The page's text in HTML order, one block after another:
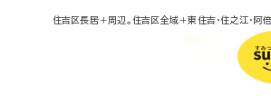
住吉区長居＋周辺。住吉区全域＋東住吉・住之江・阿